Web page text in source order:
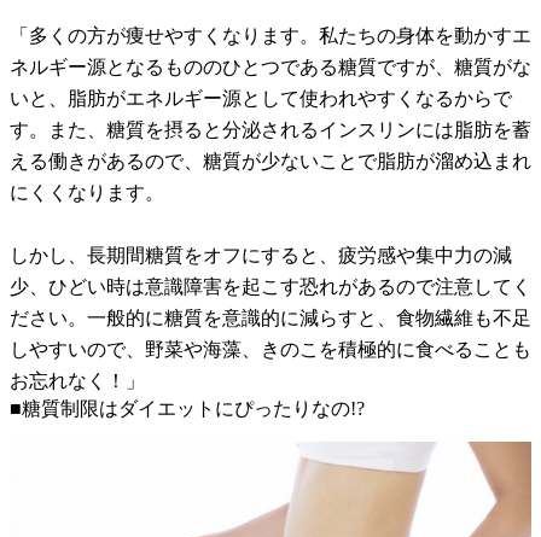
「多くの方が痩せやすくなります。私たちの身体を動かすエ
ネルギー源となるもののひとつである糖質ですが、糖質がな
いと、脂肪がエネルギー源として使われやすくなるからで
す。また、糖質を摂ると分泌されるインスリンには脂肪を蓄
える働きがあるので、糖質が少ないことで脂肪が溜め込まれ
にくくなります。
しかし、長期間糖質をオフにすると、疲労感や集中力の減
少、ひどい時は意識障害を起こす恐れがあるので注意してく
ださい。一般的に糖質を意識的に減らすと、食物繊維も不足
しやすいので、野菜や海藻、きのこを積極的に食べることも
お忘れなく！」
■糖質制限はダイエットにぴったりなの!?